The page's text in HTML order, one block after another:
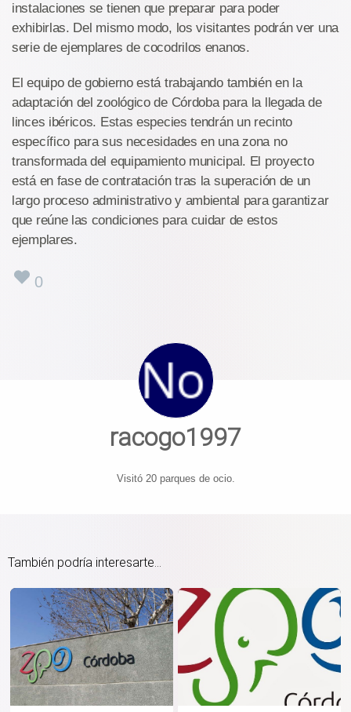
instalaciones se tienen que preparar para poder
exhibirlas. Del mismo modo, los visitantes podrán ver una
serie de ejemplares de cocodrilos enanos.
El equipo de gobierno está trabajando también en la
adaptación del zoológico de Córdoba para la llegada de
linces ibéricos. Estas especies tendrán un recinto
específico para sus necesidades en una zona no
transformada del equipamiento municipal. El proyecto
está en fase de contratación tras la superación de un
largo proceso administrativo y ambiental para garantizar
que reúne las condiciones para cuidar de estos
ejemplares.
0
racogo1997
Visitó 20 parques de ocio.
También podría interesarte...